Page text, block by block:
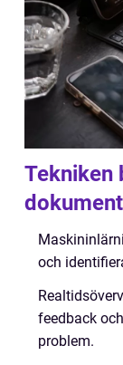
Tekniken
och
feedback
problem.